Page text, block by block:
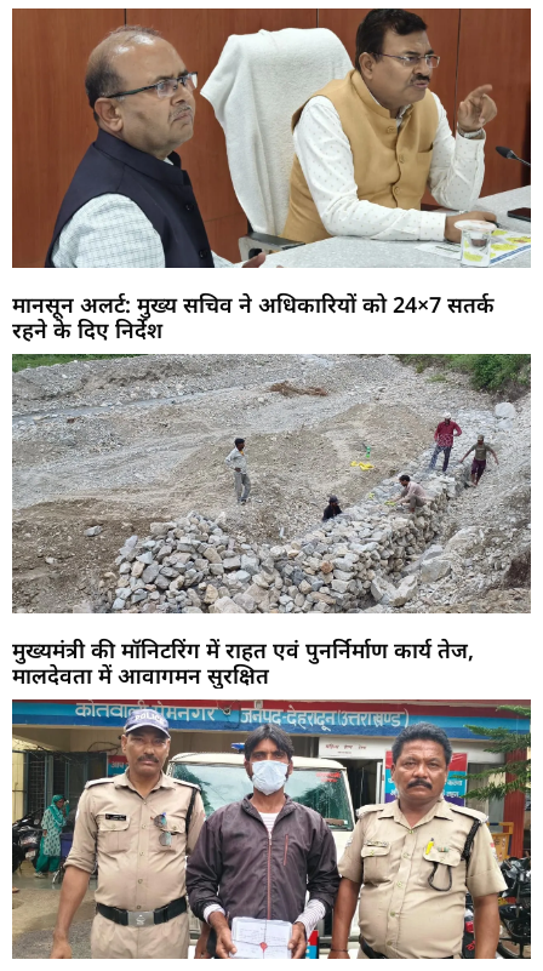
मानसून अलर्ट: मुख्य सचिव ने अधिकारियों को 24×7 सतर्क
रहने के दिए निर्देश
मुख्यमंत्री की मॉनिटरिंग में राहत एवं पुनर्निर्माण कार्य तेज,
मालदेवता में आवागमन सुरक्षित